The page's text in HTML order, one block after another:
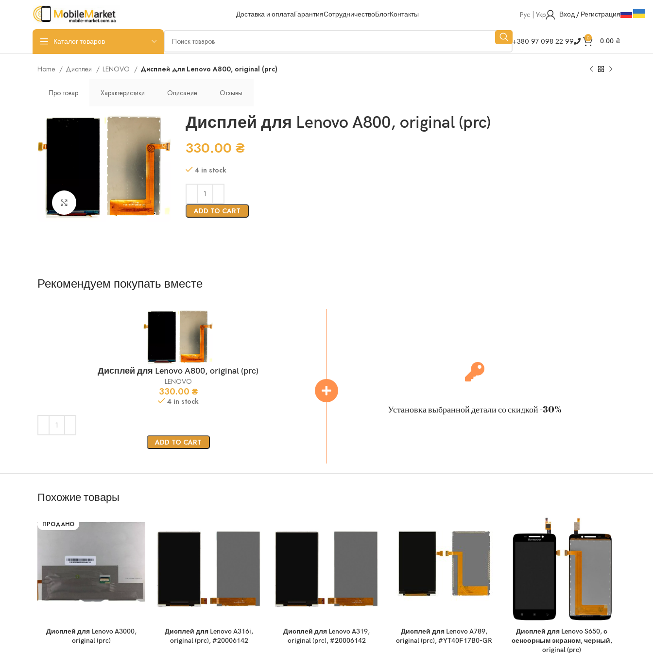
Доставка и оплатаГарантияСотрудничествоБлогКонтакты Рус | Укр Вход / Регистрация
Каталог товаров +380 97 098 22 99 0 0.00 ₴
Home Дисплеи LENOVO Дисплей для Lenovo A800, original (prc)
Про товар Характеристики Описание Отзывы
Нажмите, чтобы увеличить
Дисплей для Lenovo A800, original (prc)
330.00 ₴
4 in stock
ADD TO CART
Рекомендуем покупать вместе
Дисплей для Lenovo A800, original (prc)
LENOVO
330.00 ₴
4 in stock
ADD TO CART
Установка выбранной детали со скидкой -30%
Похожие товары
ПРОДАНО
Дисплей для Lenovo A3000,
original (prc)
Дисплей для Lenovo A316i,
original (prc), #20006142
Дисплей для Lenovo A319,
original (prc), #20006142
Дисплей для Lenovo A789,
original (prc), #YT40F17B0-GR
Дисплей для Lenovo S650, с
сенсорным экраном, черный,
original (prc)